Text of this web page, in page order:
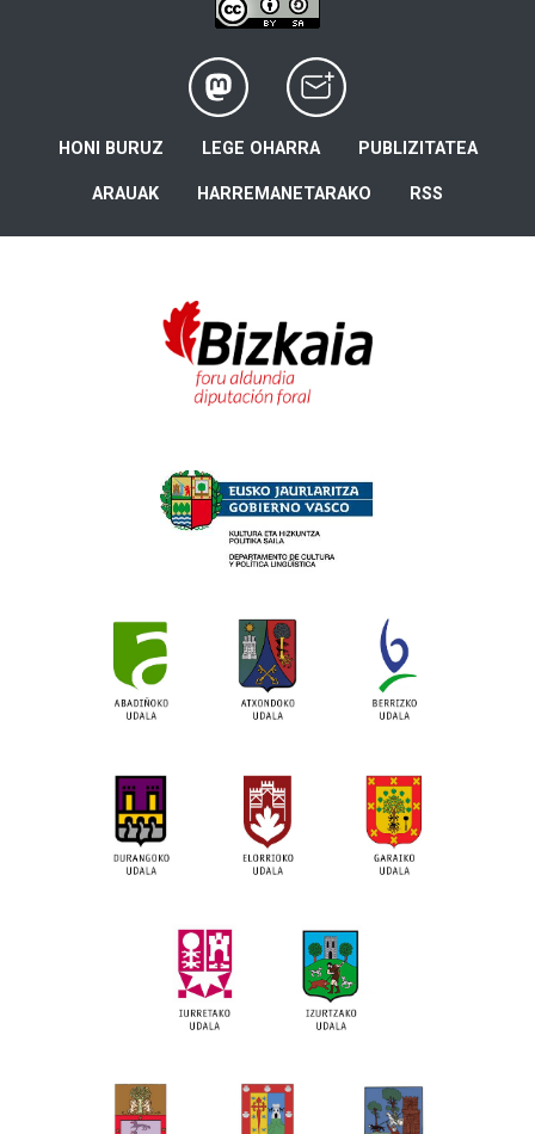
HONI BURUZ LEGE OHARRA PUBLIZITATEA
ARAUAK HARREMANETARAKO RSS